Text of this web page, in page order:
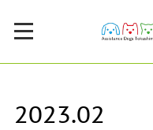
2023.02